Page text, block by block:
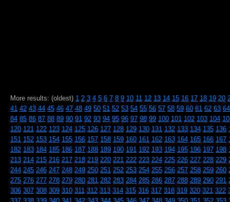
More results: (oldest) 1 2 3 4 5 6 7 8 9 10 11 12 13 14 15 16 17 18 19 20
41 42 43 44 45 46 47 48 49 50 51 52 53 54 55 56 57 58 59 60 61 62 63 64
84 85 86 87 88 89 90 91 92 93 94 95 96 97 98 99 100 101 102 103 104
120 121 122 123 124 125 126 127 128 129 130 131 132 133 134 135 136
151 152 153 154 155 156 157 158 159 160 161 162 163 164 165 166 167
182 183 184 185 186 187 188 189 190 191 192 193 194 195 196 197 198
213 214 215 216 217 218 219 220 221 222 223 224 225 226 227 228 229
244 245 246 247 248 249 250 251 252 253 254 255 256 257 258 259 260
275 276 277 278 279 280 281 282 283 284 285 286 287 288 289 290 291
306 307 308 309 310 311 312 313 314 315 316 317 318 319 320 321 322